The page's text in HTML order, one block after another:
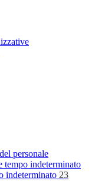
personale
tempo indeterminato
indeterminato 23